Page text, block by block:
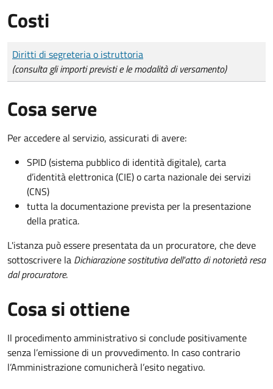
Costi
Tipo di pagamento
Importo
Diritti di segreteria o istruttoria
(consulta gli importi previsti e le modalità di versamento)
Cosa serve
Per accedere al servizio, assicurati di avere:
SPID (sistema pubblico di identità digitale), carta
d’identità elettronica (CIE) o carta nazionale dei servizi
(CNS)
tutta la documentazione prevista per la presentazione
della pratica.
L'istanza può essere presentata da un procuratore, che deve
sottoscrivere la Dichiarazione sostitutiva dell'atto di notorietà resa
dal procuratore.
Cosa si ottiene
Il procedimento amministrativo si conclude positivamente
senza l’emissione di un provvedimento. In caso contrario
l’Amministrazione comunicherà l’esito negativo.